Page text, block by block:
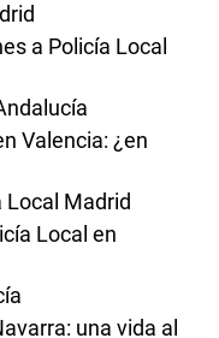
a Policía Local
Valencia: ¿en
Madrid
Local en
una vida al